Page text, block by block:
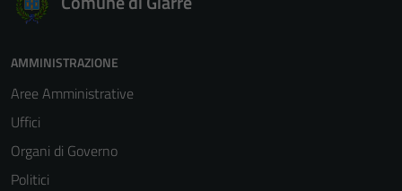
AMMINISTRAZIONE
Aree Amministrative
Uffici
Organi di Governo
Politici